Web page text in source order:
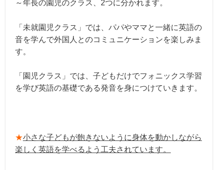
～年長の園児のクラス、2つに分かれます。
「未就園児クラス」では、パパやママと一緒に英語の
音を学んで外国人とのコミュニケーションを楽しみま
す。
「園児クラス」では、子どもだけでフォニックス学習
を学び英語の基礎である発音を身につけていきます。
★小さな子どもが飽きないように身体を動かしながら
楽しく英語を学べるよう工夫されています。